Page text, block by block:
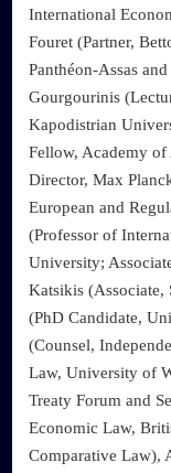
International
Fouret (Partner,
Panthéon-Assas
Gourgourinis
Kapodistrian
Fellow, Academy
Director, Max
European and
(Professor of
University;
Katsikis
(PhD Candidate,
(Counsel,
Law, University of
Treaty Forum and
Economic Law,
Comparative Law),